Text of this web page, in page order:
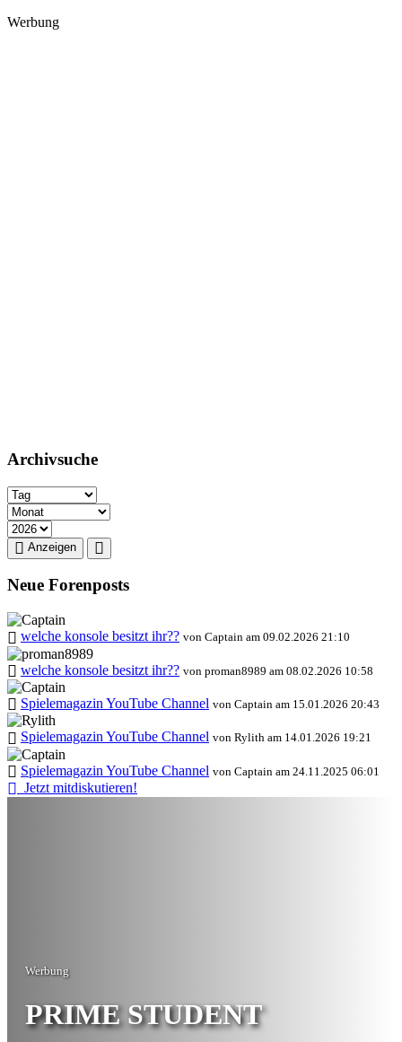
Werbung
Archivsuche
Anzeigen
Neue Forenposts
welche konsole besitzt ihr?? von Captain am 09.02.2026 21:10
welche konsole besitzt ihr?? von proman8989 am 08.02.2026 10:58
Spielemagazin YouTube Channel von Captain am 15.01.2026 20:43
Spielemagazin YouTube Channel von Rylith am 14.01.2026 19:21
Spielemagazin YouTube Channel von Captain am 24.11.2025 06:01
Jetzt mitdiskutieren!
Werbung
PRIME STUDENT